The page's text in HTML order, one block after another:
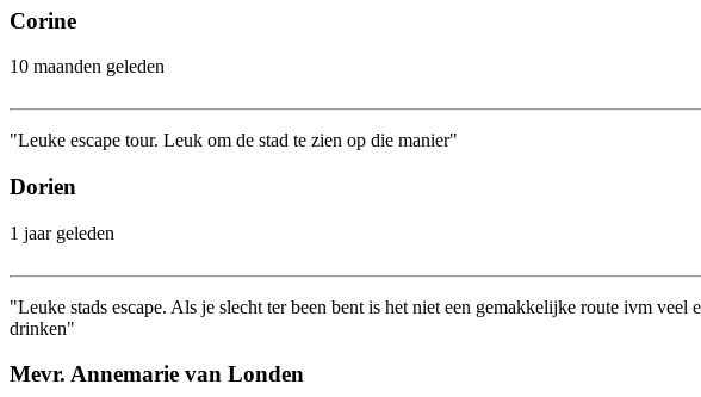
Corine
10 maanden geleden
"Leuke escape tour. Leuk om de stad te zien op die manier"
Dorien
1 jaar geleden
"Leuke stads escape. Als je slecht ter been bent is het niet een gemakkelijke route ivm
drinken"
Mevr. Annemarie van Londen